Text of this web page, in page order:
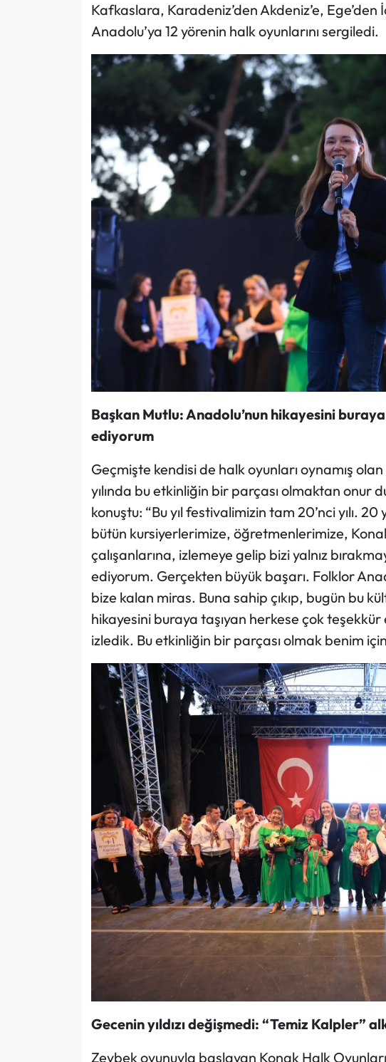
Kafkaslara, Karadeniz’den Akdeniz’e,
Anadolu’ya 12 yörenin halk oyunlarını sergiledi.
Başkan Mutlu: Anadolu’nun hikayesini
ediyorum
Geçmişte kendisi de halk oyunları oynamış
yılında bu etkinliğin bir parçası olmaktan onur
konuştu: “Bu yıl festivalimizin tam 20’nci yılı.
bütün kursiyerlerimize, öğretmenlerimize,
çalışanlarına, izlemeye gelip bizi yalnız
ediyorum. Gerçekten büyük başarı. Folklor
bize kalan miras. Buna sahip çıkıp, bugün bu
hikayesini buraya taşıyan herkese çok
izledik. Bu etkinliğin bir parçası olmak benim
Gecenin yıldızı değişmedi: “Temiz Kalpler”
Zeybek oyunuyla başlayan Konak Halk